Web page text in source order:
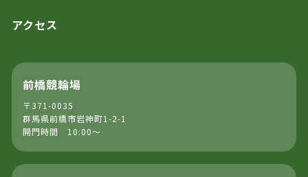
アクセス
前橋競輪場
〒371-0035
群馬県前橋市岩神町1-2-1
開門時間 10:00～